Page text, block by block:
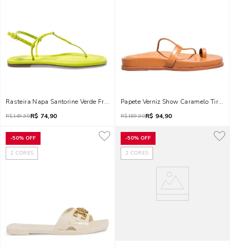
Rasteira Napa Santorine Verde Fresh
R$149,90R$ 74,90
Papete Verniz Show
R$189,90R$ 94,90
-50% OFF
2 CORES
-50% OFF
2 CORES